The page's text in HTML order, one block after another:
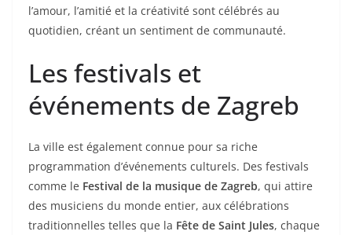
l’amour, l’amitié et la créativité sont célébrés au
quotidien, créant un sentiment de communauté.
Les festivals et
événements de Zagreb
La ville est également connue pour sa riche
programmation d’événements culturels. Des festivals
comme le Festival de la musique de Zagreb, qui attire
des musiciens du monde entier, aux célébrations
traditionnelles telles que la Fête de Saint Jules, chaque